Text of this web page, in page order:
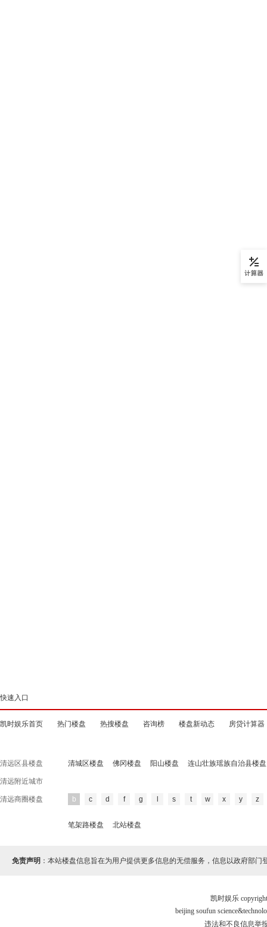
快速入口
凯时娱乐首页 热门楼盘 热搜楼盘 咨询榜 楼盘新动态 房贷计算器
清远区县楼盘 清城区楼盘 佛冈楼盘 阳山楼盘 连山壮族瑶族自治县楼盘
清远附近城市
清远商圈楼盘 b c d f g s t w x y z
笔架路楼盘 北站楼盘
免责声明 ：本站楼盘信息旨在为用户提供更多信息的无偿服务，信息以政府部门
凯时娱乐
beijing soufun
违法和不良信息举